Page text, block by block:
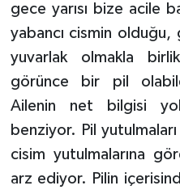
gece yarısı bize acile
yabancı cismin
yuvarlak olmakla
görünce bir pil
Ailenin net bilgisi
benziyor. Pil
cisim yutulmalarına
arz ediyor. Pilin